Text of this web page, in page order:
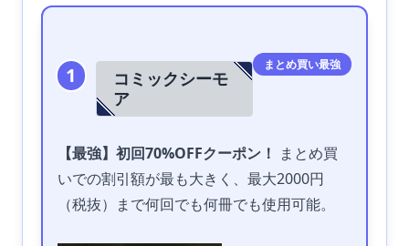
1
コミックシーモ
ア
まとめ買い最強
【最強】初回70%OFFクーポン！ まとめ買
いでの割引額が最も大きく、最大2000円
（税抜）まで何回でも何冊でも使用可能。